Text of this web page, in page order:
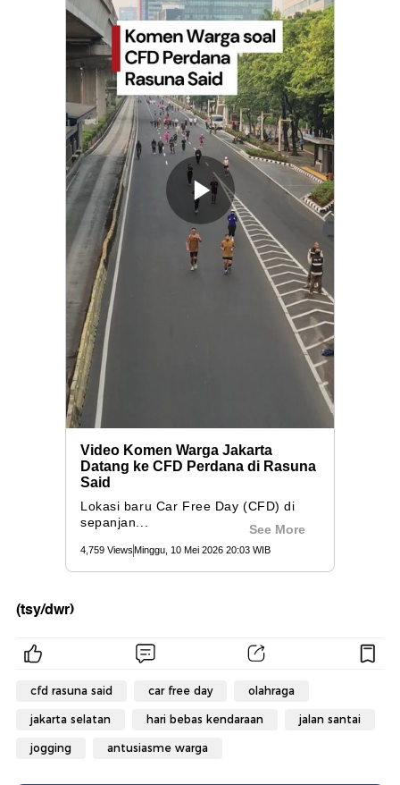
(tsy/dwr)
cfd rasuna said car free day olahraga
jakarta selatan hari bebas kendaraan jalan santai
jogging antusiasme warga